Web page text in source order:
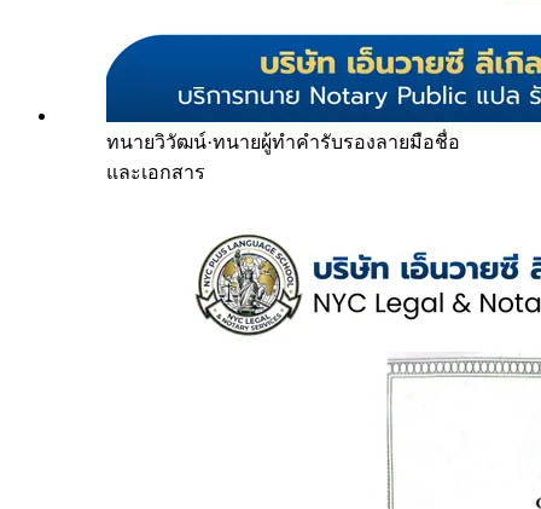
ทนายวิวัฒน์·ทนายผู้ทำคำรับรองลายมือชื่อ
และเอกสาร